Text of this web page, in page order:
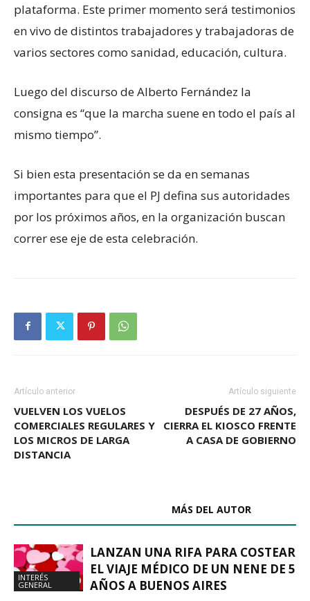
plataforma. Este primer momento será testimonios
en vivo de distintos trabajadores y trabajadoras de
varios sectores como sanidad, educación, cultura.
Luego del discurso de Alberto Fernández la
consigna es “que la marcha suene en todo el país al
mismo tiempo”.
Si bien esta presentación se da en semanas
importantes para que el PJ defina sus autoridades
por los próximos años, en la organización buscan
correr ese eje de esta celebración.
Artículo anterior
VUELVEN LOS VUELOS
COMERCIALES REGULARES Y
LOS MICROS DE LARGA
DISTANCIA
Artículo siguiente
DESPUÉS DE 27 AÑOS,
CIERRA EL KIOSCO FRENTE
A CASA DE GOBIERNO
MÁS DEL AUTOR
INTERÉS
GENERAL
LANZAN UNA RIFA PARA COSTEAR
EL VIAJE MÉDICO DE UN NENE DE 5
AÑOS A BUENOS AIRES